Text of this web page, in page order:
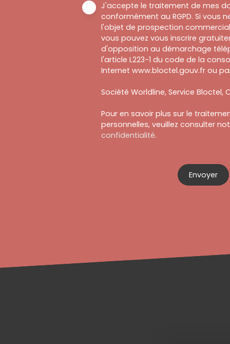
J'accepte le traitement de mes
conformément au RGPD. Si vous
l'objet de prospection
vous pouvez vous inscrire
d'opposition au démarchage
l'article L223-1 du code de la
Internet www.bloctel.gouv.fr ou
Société Worldline, Service Bloctel, CS
Pour en savoir plus sur le
personnelles, veuillez consulter
confidentialité.
Envoyer